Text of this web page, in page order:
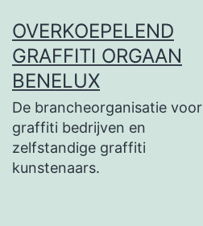
naar
de
inhoud
OVERKOEPELEND
GRAFFITI ORGAAN
BENELUX
De brancheorganisatie voor
graffiti bedrijven en
zelfstandige graffiti
kunstenaars.